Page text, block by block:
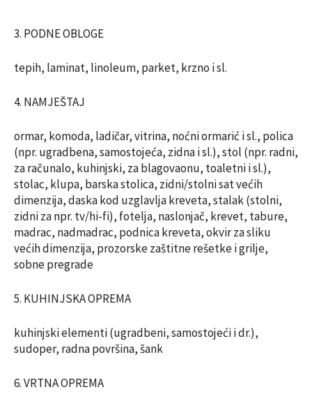
3. PODNE OBLOGE
tepih, laminat, linoleum, parket, krzno i sl.
4. NAMJEŠTAJ
ormar, komoda, ladičar, vitrina, noćni ormarić i sl., polica
(npr. ugradbena, samostojeća, zidna i sl.), stol (npr. radni,
za računalo, kuhinjski, za blagovaonu, toaletni i sl.),
stolac, klupa, barska stolica, zidni/stolni sat većih
dimenzija, daska kod uzglavlja kreveta, stalak (stolni,
zidni za npr. tv/hi-fi), fotelja, naslonjač, krevet, tabure,
madrac, nadmadrac, podnica kreveta, okvir za sliku
većih dimenzija, prozorske zaštitne rešetke i grilje,
sobne pregrade
5. KUHINJSKA OPREMA
kuhinjski elementi (ugradbeni, samostojeći i dr.),
sudoper, radna površina, šank
6. VRTNA OPREMA